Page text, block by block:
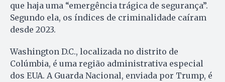
que haja uma “emergência trágica de segurança”.
Segundo ela, os índices de criminalidade caíram
desde 2023.
Washington D.C., localizada no distrito de
Colúmbia, é uma região administrativa especial
dos EUA. A Guarda Nacional, enviada por Trump, é